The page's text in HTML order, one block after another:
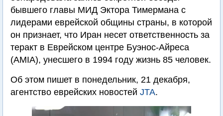
бывшего главы МИД Эктора Тимермана с
лидерами еврейской общины страны, в которой
он признает, что Иран несет ответственность за
теракт в Еврейском центре Буэнос-Айреса
(AMIA), унесшего в 1994 году жизнь 85 человек.
Об этом пишет в понедельник, 21 декабря,
агентство еврейских новостей JTA.